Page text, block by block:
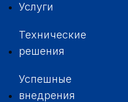
Услуги
Технические
решения
Успешные
внедрения